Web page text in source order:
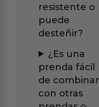
resistente o
puede
desteñir?
¿Es una
prenda fácil
de combinar
con otras